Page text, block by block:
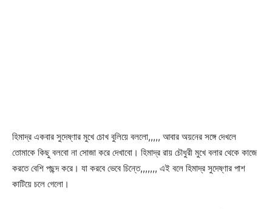
হিমাদ্র একবার সুদেষ্ণার মুখে চোখ বুলিয়ে বললো,,,,, আবার অয়নের সঙ্গে দেখলে
তোমাকে কিছু বলবো না সোজা করে দেখাবো। হিমাদ্র রায় চৌধুরী মুখে বলার থেকে কাজে
করতে বেশি পছন্দ করে। যা করবে ভেবে চিন্তে,,,,,,, এই বলে হিমাদ্র সুদেষ্ণার পাশ
কাটিয়ে চলে গেলো।